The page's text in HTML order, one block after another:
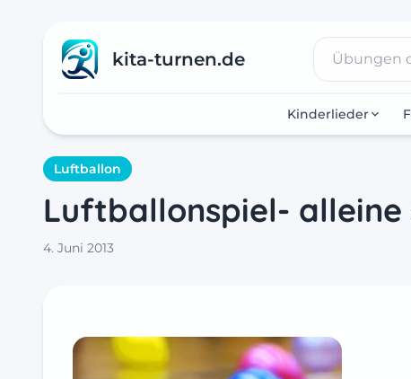
kita-turnen.de
Kinderlieder
Luftballon
Luftballonspiel-
4. Juni 2013